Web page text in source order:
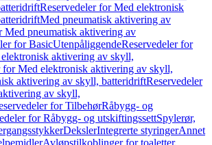
Reservedeler for Med elektronisk
Med pneumatisk aktivering av
Med pneumatisk aktivering av
for BasicUtenpåliggendeReservedeler for
aktivering av skyll,
for Med elektronisk aktivering av skyll,
aktivering av skyll, batteridriftReservedeler
av skyll,
for TilbehørRåbygg- og
for Råbygg- og utskiftingssettSpylerør,
DekslerIntegrerte styringerAnnet
Avløpstilkoblinger for toaletter,